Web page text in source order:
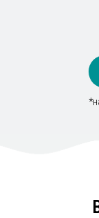
выпадения, проверяет
Для хронического